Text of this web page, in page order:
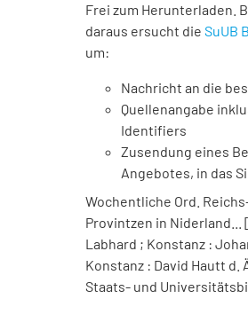
Frei zum Herunterladen.
daraus ersucht die SuUB
um:
Nachricht an die
Quellenangabe
Identifiers
Zusendung eines
Angebotes, in das
Wochentliche Ord.
Provintzen in Niderland...
Labhard ; Konstanz :
Konstanz : David Hautt d.
Staats- und